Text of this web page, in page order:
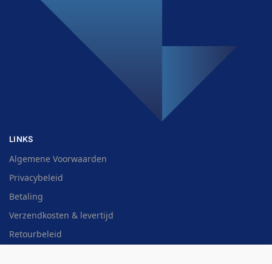
LINKS
Algemene Voorwaarden
Privacybeleid
Betaling
Verzendkosten & levertijd
Retourbeleid